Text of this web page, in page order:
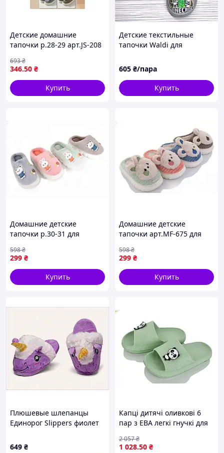
Детские домашние
тапочки р.28-29 арт.JS-208
и отдыха дома
346.50 ₴
693₴
Купить
Детские текстильные
тапочки Waldi для
605 ₴/пара
Купить
Домашние детские
тапочки р.30-31 для
помещении арт.829
299 ₴
598₴
Купить
Домашние детские
тапочки арт.MF-675 для
помещении размер 30-31
299 ₴
598₴
Купить
Плюшевые шлепанцы
Единорог Slippers фиолет
649 ₴
Капці дитячі оливкові 6
пар з ЕВА легкі гнучкі для
відпочинок
1 028.50 ₴
2 057₴